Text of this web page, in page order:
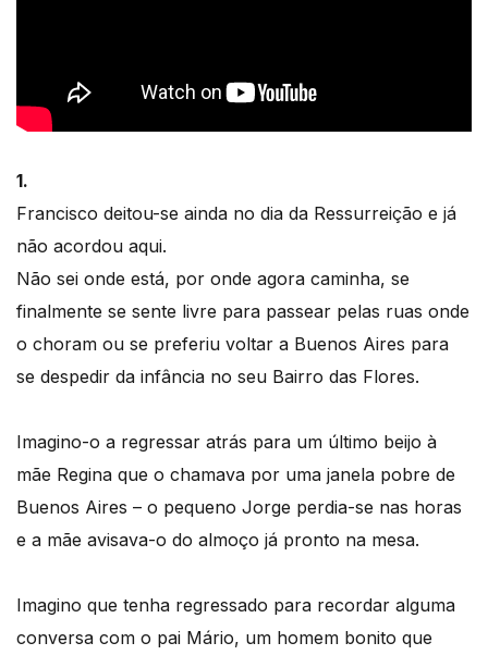
1.
Francisco deitou-se ainda no dia da Ressurreição e já
não acordou aqui.
Não sei onde está, por onde agora caminha, se
finalmente se sente livre para passear pelas ruas onde
o choram ou se preferiu voltar a Buenos Aires para
se despedir da infância no seu Bairro das Flores.
Imagino-o a regressar atrás para um último beijo à
mãe Regina que o chamava por uma janela pobre de
Buenos Aires – o pequeno Jorge perdia-se nas horas
e a mãe avisava-o do almoço já pronto na mesa.
Imagino que tenha regressado para recordar alguma
conversa com o pai Mário, um homem bonito que